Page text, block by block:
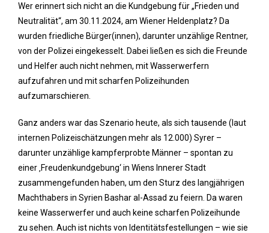
Wer erinnert sich nicht an die Kundgebung für „Frieden und
Neutralität“, am 30.11.2024, am Wiener Heldenplatz? Da
wurden friedliche Bürger(innen), darunter unzählige Rentner,
von der Polizei eingekesselt. Dabei ließen es sich die Freunde
und Helfer auch nicht nehmen, mit Wasserwerfern
aufzufahren und mit scharfen Polizeihunden
aufzumarschieren.
Ganz anders war das Szenario heute, als sich tausende (laut
internen Polizeischätzungen mehr als 12.000) Syrer –
darunter unzählige kampferprobte Männer – spontan zu
einer ‚Freudenkundgebung‘ in Wiens Innerer Stadt
zusammengefunden haben, um den Sturz des langjährigen
Machthabers in Syrien Bashar al-Assad zu feiern. Da waren
keine Wasserwerfer und auch keine scharfen Polizeihunde
zu sehen. Auch ist nichts von Identitätsfestellungen – wie sie